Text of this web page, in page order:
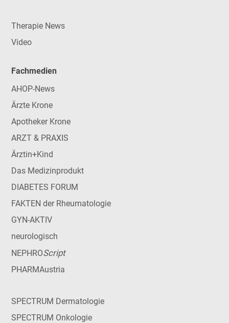
Therapie News
Video
Fachmedien
AHOP-News
Ärzte Krone
Apotheker Krone
ARZT & PRAXIS
Ärztin+Kind
Das Medizinprodukt
DIABETES FORUM
FAKTEN der Rheumatologie
GYN-AKTIV
neurologisch
NEPHROScript
PHARMAustria
SPECTRUM Dermatologie
SPECTRUM Onkologie